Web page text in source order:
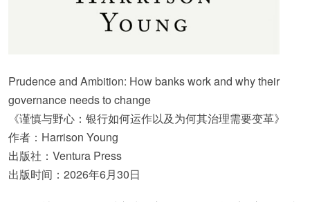
Prudence and Ambition: How banks work and why their
governance needs to change
《谨慎与野心：银行如何运作以及为何其治理需要变革》
作者：Harrison Young
出版社：Ventura Press
出版时间：2026年6月30日